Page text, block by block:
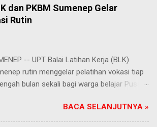
dan PKBM Sumenep Gelar
Rutin
-- UPT Balai Latihan Kerja (BLK)
rutin menggelar pelatihan vokasi tiap
bulan sekali bagi warga belajar Pusat
Sumenep. Ahad (2/8/2026).
ini menawarkan berbagai pilihan
BACA SELANJUTNYA »